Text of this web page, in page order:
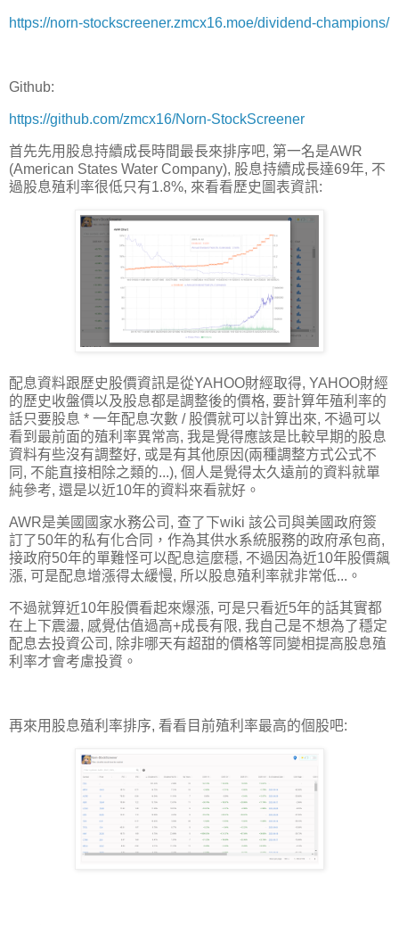
https://norn-stockscreener.zmcx16.moe/dividend-champions/
Github:
https://github.com/zmcx16/Norn-StockScreener
首先先用股息持續成長時間最長來排序吧, 第一名是AWR
(American States Water Company), 股息持續成長達69年, 不
過股息殖利率很低只有1.8%, 來看看歷史圖表資訊:
配息資料跟歷史股價資訊是從YAHOO財經取得, YAHOO財經
的歷史收盤價以及股息都是調整後的價格, 要計算年殖利率的
話只要股息 * 一年配息次數 / 股價就可以計算出來, 不過可以
看到最前面的殖利率異常高, 我是覺得應該是比較早期的股息
資料有些沒有調整好, 或是有其他原因(兩種調整方式公式不
同, 不能直接相除之類的...), 個人是覺得太久遠前的資料就單
純參考, 還是以近10年的資料來看就好。
AWR是美國國家水務公司, 查了下wiki 該公司與美國政府簽
訂了50年的私有化合同，作為其供水系統服務的政府承包商,
接政府50年的單難怪可以配息這麼穩, 不過因為近10年股價飆
漲, 可是配息增漲得太緩慢, 所以股息殖利率就非常低...。
不過就算近10年股價看起來爆漲, 可是只看近5年的話其實都
在上下震盪, 感覺估值過高+成長有限, 我自己是不想為了穩定
配息去投資公司, 除非哪天有超甜的價格等同變相提高股息殖
利率才會考慮投資。
再來用股息殖利率排序, 看看目前殖利率最高的個股吧: